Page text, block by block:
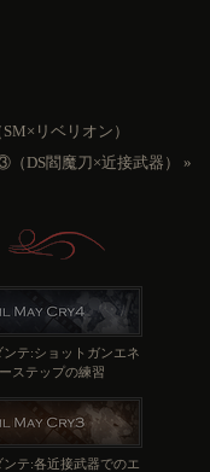
リベリオン）
DS閻魔刀×近接武器）
»
ンテ:ショットガンエネ
ステップの練習
ンテ:各近接武器でのエ